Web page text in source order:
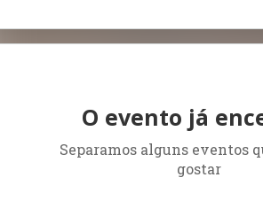
O evento já
Separamos alguns eventos
gostar